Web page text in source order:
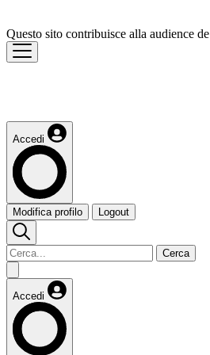
Questo sito contribuisce alla audience de
Accedi
Modifica profilo Logout
Cerca
Accedi